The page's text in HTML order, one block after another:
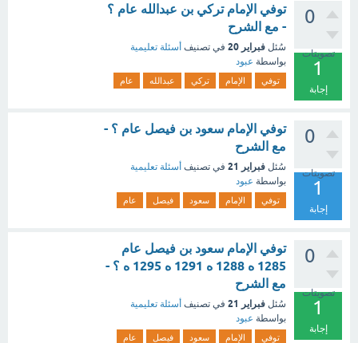
0
تصويتات
1
إجابة
توفي الإمام تركي بن عبدالله عام ؟
- مع الشرح
سُئل فبراير 20 في تصنيف أسئلة تعليمية
بواسطة عبود
توفي الإمام تركي عبدالله عام
0
تصويتات
1
إجابة
توفي الإمام سعود بن فيصل عام ؟ -
مع الشرح
سُئل فبراير 21 في تصنيف أسئلة تعليمية
بواسطة عبود
توفي الإمام سعود فيصل عام
0
تصويتات
1
إجابة
توفي الإمام سعود بن فيصل عام
1285 ه 1288 ه 1291 ه 1295 ه ؟ -
مع الشرح
سُئل فبراير 21 في تصنيف أسئلة تعليمية
بواسطة عبود
توفي الإمام سعود فيصل عام